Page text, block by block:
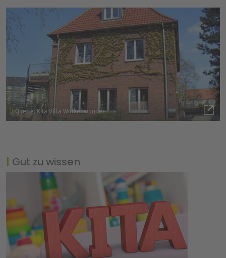
Quelle: Kita Villa Wolkenwunder
Gut zu wissen